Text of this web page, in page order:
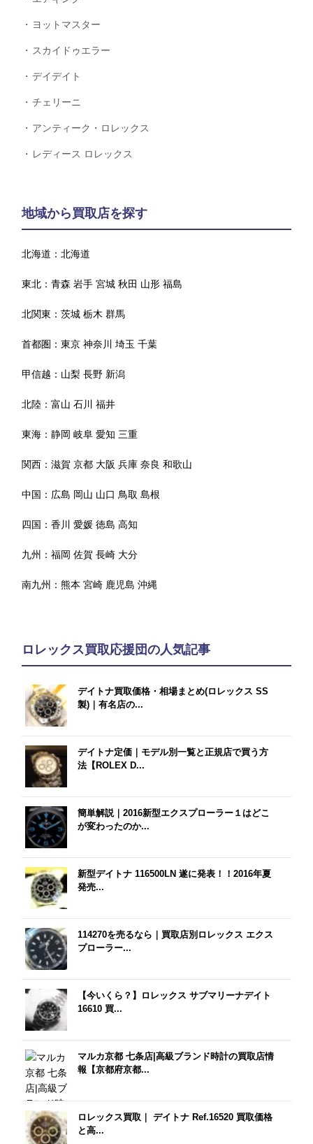
ヨットマスター
スカイドゥエラー
デイデイト
チェリーニ
アンティーク・ロレックス
レディース ロレックス
地域から買取店を探す
北海道：北海道
東北：青森 岩手 宮城 秋田 山形 福島
北関東：茨城 栃木 群馬
首都圏：東京 神奈川 埼玉 千葉
甲信越： 山梨 長野 新潟
北陸：富山 石川 福井
東海：静岡 岐阜 愛知 三重
関西：滋賀 京都 大阪 兵庫 奈良 和歌山
中国： 広島 岡山 山口 鳥取 島根
四国：香川 愛媛 徳島 高知
九州：福岡 佐賀 長崎 大分
南九州：熊本 宮崎 鹿児島 沖縄
ロレックス買取応援団の人気記事
デイトナ買取価格・相場まとめ(ロレックス SS
製)｜有名店の...
デイトナ定価｜モデル別一覧と正規店で買う方
法【ROLEX D...
簡単解説｜2016新型エクスプローラー１はどこ
が変わったのか...
新型デイトナ 116500LN 遂に発表！！2016年夏
発売...
114270を売るなら｜買取店別ロレックス エクス
プローラー...
【今いくら？】ロレックス サブマリーナデイト
16610 買...
マルカ京都 七条店|高級ブランド時計の買取店情
報【京都府京都...
ロレックス買取｜ デイトナ Ref.16520 買取価格
と高...